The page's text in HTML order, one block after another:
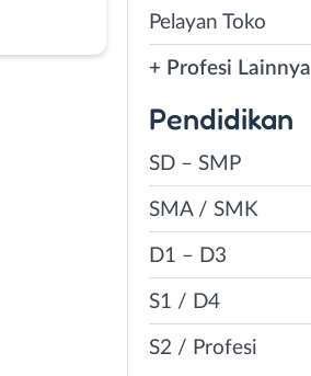
Pelayan Toko
+ Profesi Lainnya
Pendidikan
SD – SMP
SMA / SMK
D1 – D3
S1 / D4
S2 / Profesi